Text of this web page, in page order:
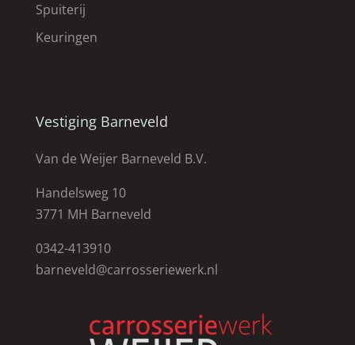
Spuiterij
Keuringen
Vestiging Barneveld
Van de Weijer Barneveld B.V.
Handelsweg 10
3771 MH Barneveld
0342-413910
barneveld@carrosseriewerk.nl